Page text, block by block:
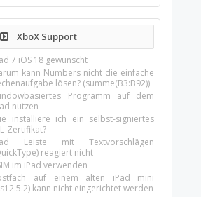
XboX Support
7 iOS 18 gewünscht
kann Numbers nicht die einfache
lösen? (summe(B3:B92))
Programm auf dem
nutzen
installiere ich ein selbst-signiertes
Zertifikat?
Leiste mit Textvorschlägen
reagiert nicht
im iPad verwenden
auf einem alten iPad mini
kann nicht eingerichtet werden